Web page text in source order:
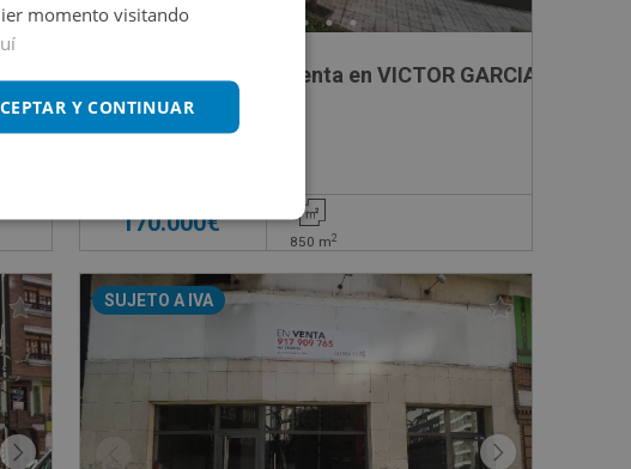
BOBES, 11Local Comercial en venta en VICTOR GARCIA
170.000€
850 m2
SUJETO A IVA
momento visitando
Y CONTINUAR